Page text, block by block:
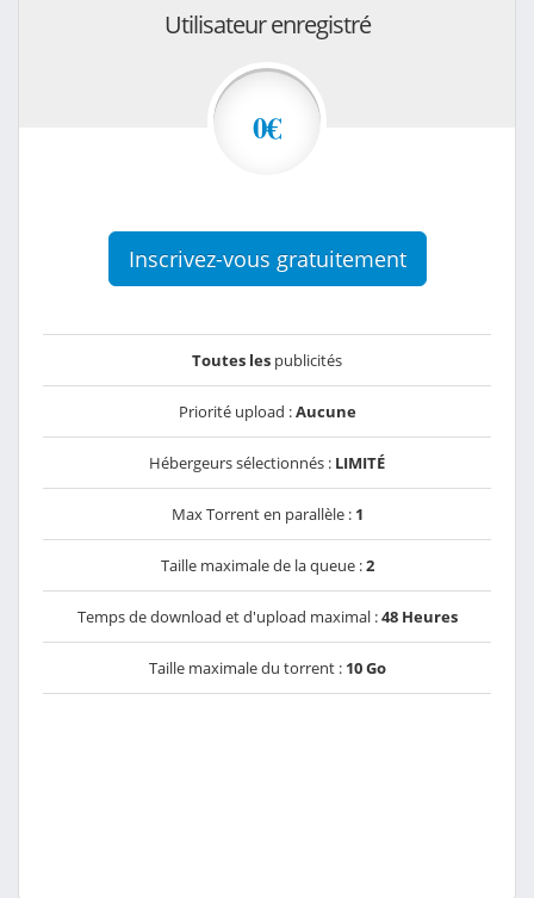
Utilisateur enregistré
0€
Inscrivez-vous gratuitement
Toutes les publicités
Priorité upload :Aucune
Hébergeurs sélectionnés : LIMITÉ
Max Torrent en parallèle : 1
Taille maximale de la queue :2
Temps de download et d'upload maximal :48 Heures
Taille maximale du torrent : 10 Go